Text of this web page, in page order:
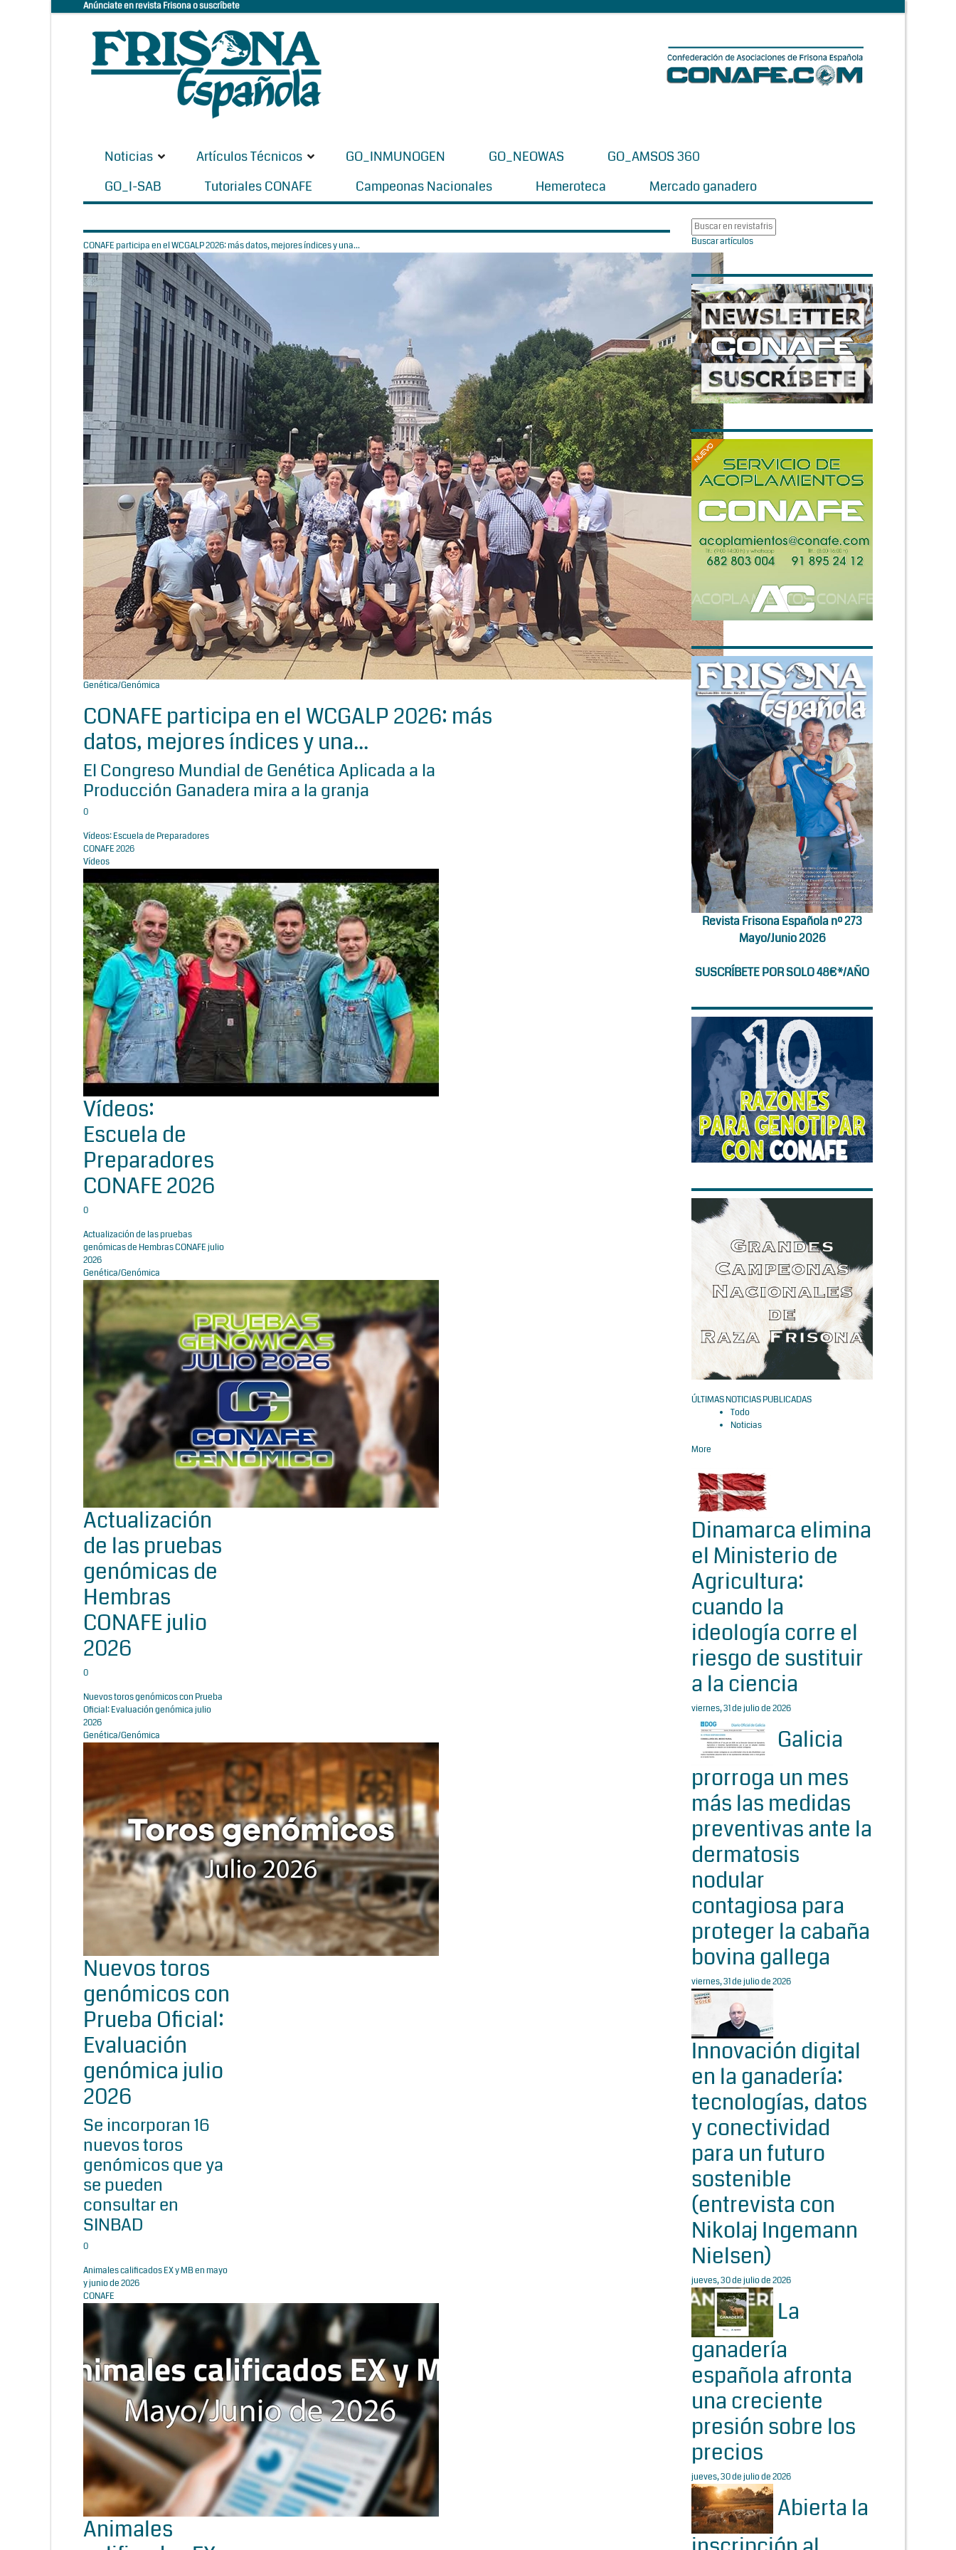
Anúnciate en revista Frisona o suscríbete
Noticias Artículos Técnicos GO_INMUNOGEN GO_NEOWAS
GO_AMSOS 360
GO_I-SAB
Tutoriales CONAFE Campeonas Nacionales Hemeroteca Mercado ganadero
CONAFE participa en el WCGALP 2026: más datos, mejores índices y una...
Genética/Genómica
CONAFE participa en el WCGALP 2026: más
datos, mejores índices y una...
El Congreso Mundial de Genética Aplicada a la
Producción Ganadera mira a la granja
0
Vídeos: Escuela de Preparadores
CONAFE 2026
Vídeos
Vídeos:
Escuela de
Preparadores
CONAFE 2026
0
Actualización de las pruebas
genómicas de Hembras CONAFE julio
2026
Genética/Genómica
Actualización
de las pruebas
genómicas de
Hembras
CONAFE julio
2026
0
Nuevos toros genómicos con Prueba
Oficial: Evaluación genómica julio
2026
Genética/Genómica
Nuevos toros
genómicos con
Prueba Oficial:
Evaluación
genómica julio
2026
Se incorporan 16
nuevos toros
genómicos que ya
se pueden
consultar en
SINBAD
0
Animales calificados EX y MB en mayo
y junio de 2026
CONAFE
Animales
Buscar artículos
Revista Frisona Española nº 273
Mayo/Junio 2026
SUSCRÍBETE POR SOLO 48€*/AÑO
ÚLTIMAS NOTICIAS PUBLICADAS
Todo
Noticias
More
Dinamarca elimina
el Ministerio de
Agricultura:
cuando la
ideología corre el
riesgo de sustituir
a la ciencia
viernes, 31 de julio de 2026
Galicia
prorroga un mes
más las medidas
preventivas ante la
dermatosis
nodular
contagiosa para
proteger la cabaña
bovina gallega
viernes, 31 de julio de 2026
Innovación digital
en la ganadería:
tecnologías, datos
y conectividad
para un futuro
sostenible
(entrevista con
Nikolaj Ingemann
Nielsen)
jueves, 30 de julio de 2026
La
ganadería
española afronta
una creciente
presión sobre los
precios
jueves, 30 de julio de 2026
Abierta la